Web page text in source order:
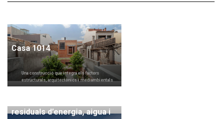
Casa 1014
Una construcció que integra els factors
estructurals, arquitectònics i mediambientals
residuals d’energia, aigua i